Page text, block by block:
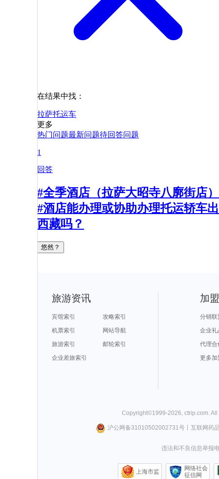
在结果中找：
拉萨托运车
更多
热门问题最新问题待回答问题
1
回答
#全季酒店（拉萨大昭寺八廓街店）
#酒店能办理或协助办理托运轿车出
西藏吗？
悠然？
旅游资讯
宾馆索引
攻略索引
机票索引
网站导航
旅游索引
邮轮索引
企业差旅索引
加
分销联
企业礼
代理合
更多加
Copyright©1999-2026 ctrip.com .
沪公网备31010502002731号丨 互联网药
违法和不良信息举报
上海市监
网络社会
征信网